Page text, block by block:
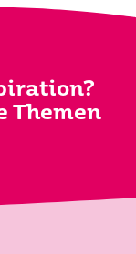
Themen